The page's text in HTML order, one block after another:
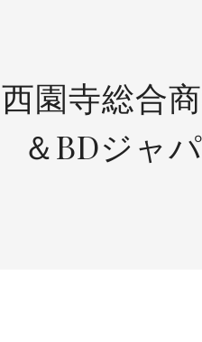
西園寺総合
＆BDジャ